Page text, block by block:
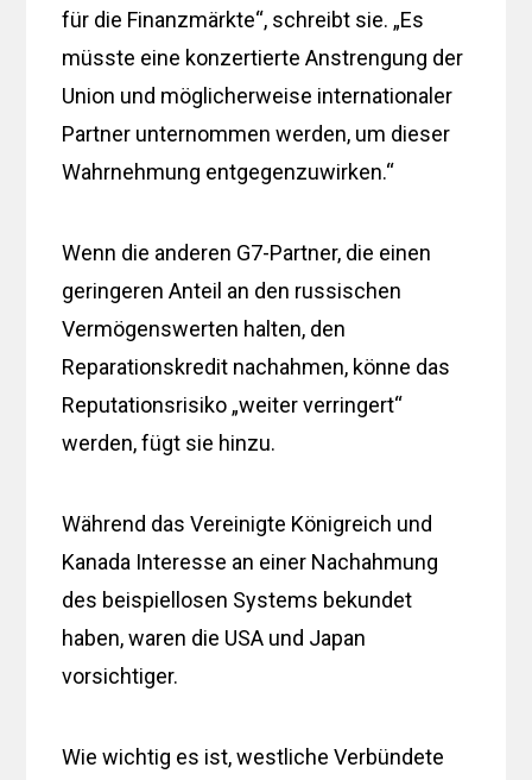
für die Finanzmärkte“, schreibt sie. „Es
müsste eine konzertierte Anstrengung der
Union und möglicherweise internationaler
Partner unternommen werden, um dieser
Wahrnehmung entgegenzuwirken.“
Wenn die anderen G7-Partner, die einen
geringeren Anteil an den russischen
Vermögenswerten halten, den
Reparationskredit nachahmen, könne das
Reputationsrisiko „weiter verringert“
werden, fügt sie hinzu.
Während das Vereinigte Königreich und
Kanada Interesse an einer Nachahmung
des beispiellosen Systems bekundet
haben, waren die USA und Japan
vorsichtiger.
Wie wichtig es ist, westliche Verbündete